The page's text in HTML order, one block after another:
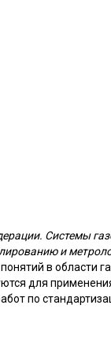
Системы
и
в области
для
по